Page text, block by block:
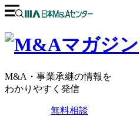
M&A・事業承継の情報を
わかりやすく発信
無料相談